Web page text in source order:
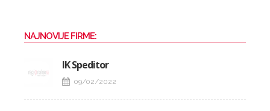
NAJNOVIJE FIRME:
IK Speditor
09/02/2022